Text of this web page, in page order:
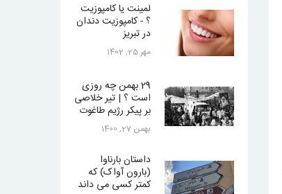
لمینت یا کامپوزیت
؟ - کامپوزیت دندان
در تبریز
مهر 25, 1402
29 بهمن چه روزی
است ؟ | تیر خلاصی
بر پیکر رژیم طاغوت
بهمن 27, 1400
داستان بارناوا
(بارون آواک) که
کمتر کسی می داند